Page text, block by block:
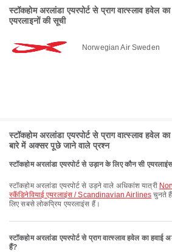
स्टॉकहोम अरलांडा एयरपोर्ट से प्राग वात्स्लाव हवेल
एयरलाइनों की सूची
Norwegian Air Sweden
स्टॉकहोम अरलांडा एयरपोर्ट से प्राग वात्स्लाव हवेल
बारे में अक्सर पूछे जाने वाले प्रश्न
स्टॉकहोम अरलांडा एयरपोर्ट से उड़ान के लिए कौन सी
स्टॉकहोम अरलांडा एयरपोर्ट से उड़ने वाले अधिकांश यात्री
स्कैंडिनेवियाई एयरलाइंस / Scandinavian Airlines चुनते
लिए सबसे लोकप्रिय एयरलाइंस हैं।
स्टॉकहोम अरलांडा एयरपोर्ट से प्राग वात्स्लाव हवेल का
हैं?